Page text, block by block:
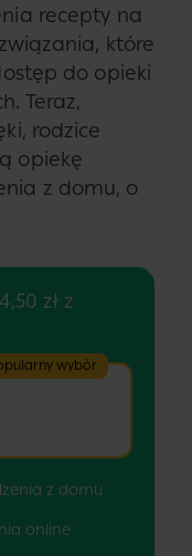
recepty na
które
do opieki
Teraz,
rodzice
opiekę
z domu, o
zł z
wybór
z domu
online